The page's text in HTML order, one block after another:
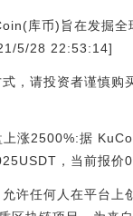
库币)旨在发掘
5/28 22:53:14]
，请投资者谨慎
涨2500%:据
，当前报价
许任何人在平台